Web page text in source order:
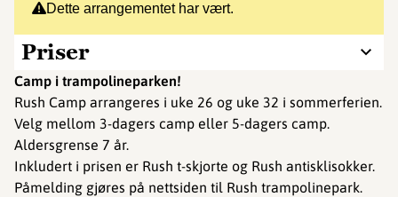
Dette arrangementet har vært.
Priser
Camp i trampolineparken!
Rush Camp arrangeres i uke 26 og uke 32 i sommerferien.
Velg mellom 3-dagers camp eller 5-dagers camp.
Aldersgrense 7 år.
Inkludert i prisen er Rush t-skjorte og Rush antisklisokker.
Påmelding gjøres på nettsiden til Rush trampolinepark.